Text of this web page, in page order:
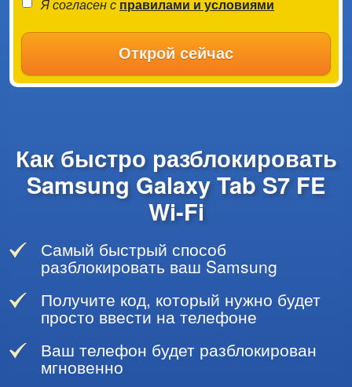
Я согласен с правилами и условиями
Открой сейчас
Как быстро разблокировать
Samsung Galaxy Tab S7 FE
Wi-Fi
Самый быстрый способ
разблокировать ваш Samsung
Получите код, который нужно будет
просто ввести на телефоне
Ваш телефон будет разблокирован
мгновенно